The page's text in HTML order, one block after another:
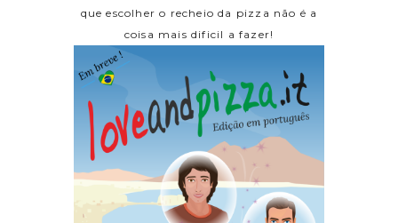
que escolher o recheio da pizza não é a
coisa mais dificil a fazer!